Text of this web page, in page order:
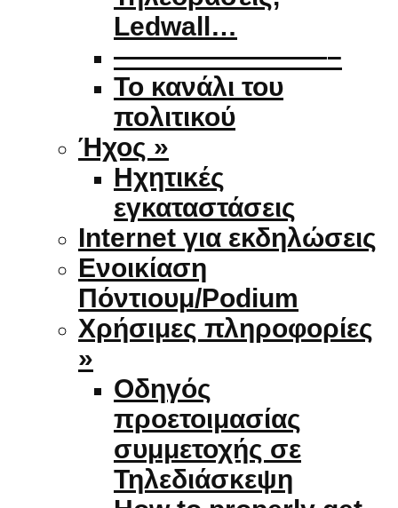
Ledwall…
————————–
Το κανάλι του
πολιτικού
Ήχος »
Ηχητικές
εγκαταστάσεις
Internet για εκδηλώσεις
Ενοικίαση
Πόντιουμ/Podium
Χρήσιμες πληροφορίες
»
Οδηγός
προετοιμασίας
συμμετοχής σε
Τηλεδιάσκεψη